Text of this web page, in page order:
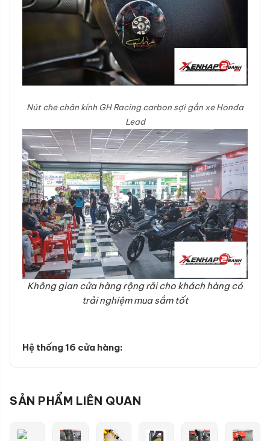
Nút che chân kính GH Racing carbon sợi gắn xe Honda
Lead
Không gian cửa hàng rộng rãi cho khách hàng có
trải nghiệm mua sắm tốt
Hệ thống 16 cửa hàng:
SẢN PHẨM LIÊN QUAN